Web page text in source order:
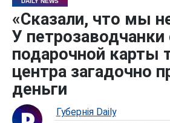
«Сказали, что мы
У петрозаводчанки
подарочной карты
центра загадочно
деньги
Губернiя Daily